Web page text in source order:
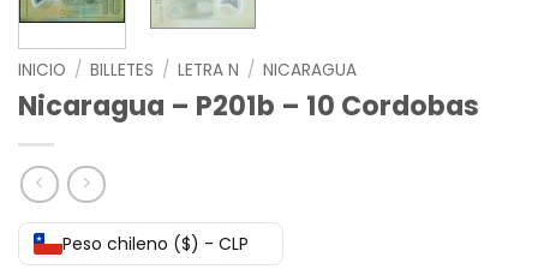
INICIO / BILLETES / LETRA N / NICARAGUA
Nicaragua – P201b – 10 Cordobas
Peso chileno ($) - CLP